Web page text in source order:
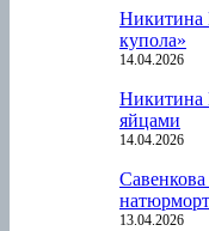
Никитина
купола»
14.04.2026
Никитина
яйцами
14.04.2026
натюрморт
13.04.2026